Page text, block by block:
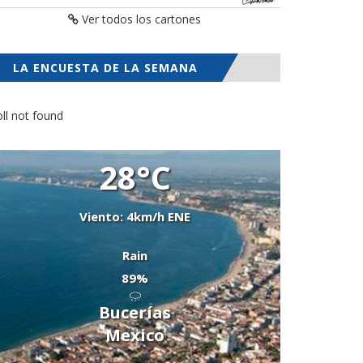
Ver todos los cartones
LA ENCUESTA DE LA SEMANA
not found
28°C
Viento: 4km/h ENE
Rain
89%
Bucerías
Mexico